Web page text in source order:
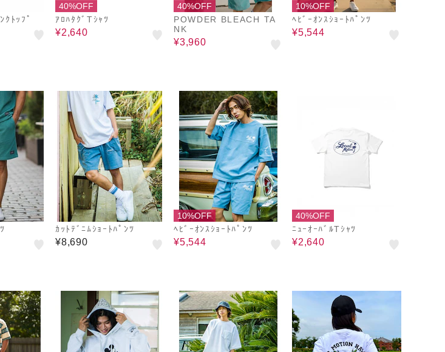
ｸﾄｯﾌﾟ
40%OFF
ｱﾛﾊﾀｸﾞTｼｬﾂ
¥2,640
40%OFF
POWDER BLEACH TA
NK
¥3,960
10%OFF
ﾍﾋﾞｰｵﾝｽｼｮｰﾄﾊﾟﾝﾂ
¥5,544
ｶｯﾄﾃﾞﾆﾑｼｮｰﾄﾊﾟﾝﾂ
¥8,690
10%OFF
ﾍﾋﾞｰｵﾝｽｼｮｰﾄﾊﾟﾝﾂ
¥5,544
40%OFF
ﾆｭｰｵｰﾊﾞﾙTｼｬﾂ
¥2,640